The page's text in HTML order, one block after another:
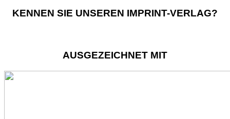
KENNEN SIE UNSEREN IMPRINT-VERLAG?
AUSGEZEICHNET MIT